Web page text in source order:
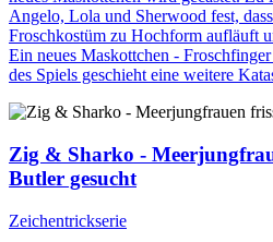
Angelo, Lola und Sherwood fest,
Froschkostüm zu Hochform aufläuft
Ein neues Maskottchen -
des Spiels geschieht eine weitere
Zig & Sharko -
Butler gesucht
Zeichentrickserie